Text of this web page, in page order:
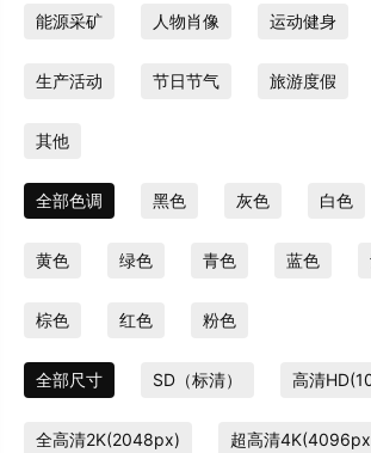
能源采矿 人物肖像 运动健身
生产活动 节日节气 旅游度假
其他
全部色调 黑色 灰色 白色
黄色 绿色 青色 蓝色
棕色 红色 粉色
全部尺寸 SD（标清） 高清
全高清2K(2048px) 超高清